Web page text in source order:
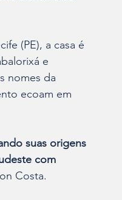
(PE), a casa é
e
nomes da
ecoam em
suas origens
com
Costa.